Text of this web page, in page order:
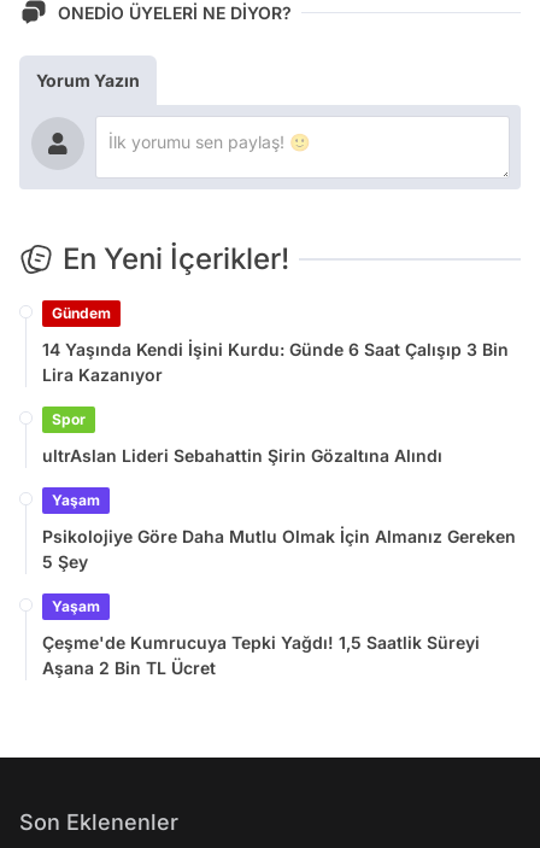
ONEDİO ÜYELERİ NE DİYOR?
Yorum Yazın
En Yeni İçerikler!
Gündem
14 Yaşında Kendi İşini Kurdu: Günde 6 Saat Çalışıp 3 Bin
Lira Kazanıyor
Spor
ultrAslan Lideri Sebahattin Şirin Gözaltına Alındı
Yaşam
Psikolojiye Göre Daha Mutlu Olmak İçin Almanız Gereken
5 Şey
Yaşam
Çeşme'de Kumrucuya Tepki Yağdı! 1,5 Saatlik Süreyi
Aşana 2 Bin TL Ücret
Son Eklenenler